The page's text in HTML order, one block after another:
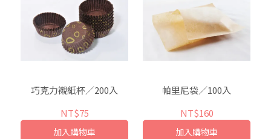
巧克力襯紙杯／200入
NT$75
加入購物車
帕里尼袋／100入
NT$160
加入購物車